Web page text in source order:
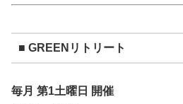
■ GREENリトリート
毎月 第1土曜日 開催